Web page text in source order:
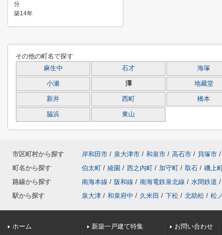
分
築14年
その他の町名で探す
麻生中 石才 海塚
小瀬 澤 地藏堂
新井 西町 橋本
脇浜 東山
市区町村から探す 岸和田市 / 泉大津市 / 和泉市 / 高石市 / 貝塚市 /
町名から探す
伯太町 / 綾園 / 西之内町 / 加守町 / 取石 / 磯上
路線から探す
南海本線 / 阪和線 / 南海電鉄泉北線 / 水間鉄道 /
駅から探す
泉大津 / 和泉府中 / 久米田 / 下松 / 北助松 / 松
ホーム
新築一戸建て特集
お問い合わせ